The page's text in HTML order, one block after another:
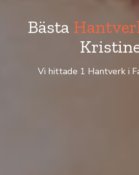
Bästa
Vi hittade 1 Hantverk i